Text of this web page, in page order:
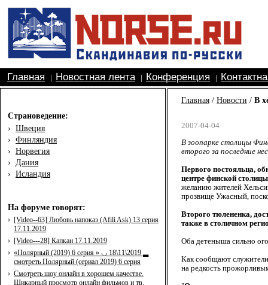
Главная Новостная лента| Конференция
Страноведение:
› Швеция
› Финляндия
› Норвегия
› Дания
› Исландия
На форуме говорят:
› [Video--63] Любовь напоказ (Afili Ask) 13 серия
17.11.2019
› [Video---28] Капкан 17.11.2019
› «Полярный (2019) 6 серия » ◡ 18\11\2019 ▂
смотреть Полярный (сериал 2019) 6 серия
› Смотреть шоу онлайн в хорошем качестве.
Шикарный просмотр онлайн фильмов и тв.
Главная / Новости / В
2007-04-04
В зоопарке столицы
второго за последние
Первого постояльца,
центре финской
желанию жителей
прозвище Ужасный,
Второго тюлененка,
также в столичном
Оба детеныша сильно
Как сообщают служители
на редкость